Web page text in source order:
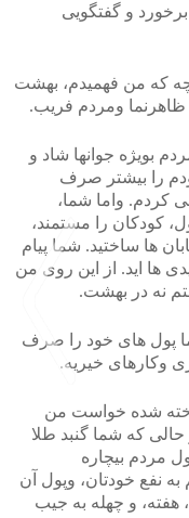
برخورد و گفتگویی
چه که من فهمیدم، بهشت
ظاهرنما ومردم فریب.
بویژه جوانها شاد و
را بیشتر صرف
کردم. واما شما،
کودکان را مستمند،
ها ساختید. شما پیام
ها اید. از این روی من
نه در بهشت.
پول های خود را صرف
وکارهای خیریه.
شده خواست من
حالی که شما گنبد طلا
مردم بیچاره
نفع خودتان، وپول آن
هفته، و چهله به جیب
>